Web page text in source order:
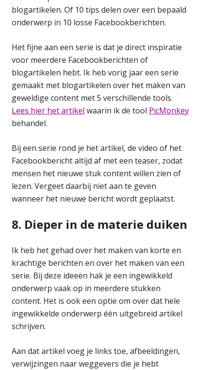
blogartikelen. Of 10 tips delen over een bepaald
onderwerp in 10 losse Facebookberichten.
Het fijne aan een serie is dat je direct inspiratie
voor meerdere Facebookberichten of
blogartikelen hebt. Ik heb vorig jaar een serie
gemaakt met blogartikelen over het maken van
geweldige content met 5 verschillende tools.
Lees hier het artikel waarin ik de tool PicMonkey
behandel.
Bij een serie rond je het artikel, de video of het
Facebookbericht altijd af met een teaser, zodat
mensen het nieuwe stuk content willen zien of
lezen. Vergeet daarbij niet aan te geven
wanneer het nieuwe bericht wordt geplaatst.
8. Dieper in de materie duiken
Ik heb het gehad over het maken van korte en
krachtige berichten en over het maken van een
serie. Bij deze ideeën hak je een ingewikkeld
onderwerp vaak op in meerdere stukken
content. Het is ook een optie om over dat hele
ingewikkelde onderwerp één uitgebreid artikel
schrijven.
Aan dat artikel voeg je links toe, afbeeldingen,
verwijzingen naar weggevers die je hebt